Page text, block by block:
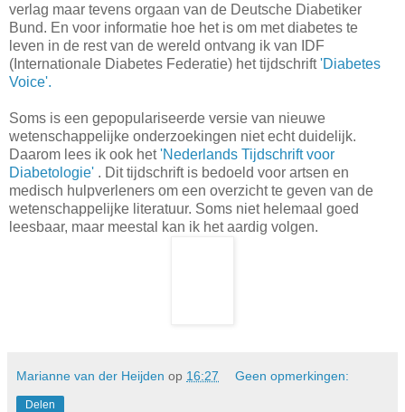
verlag maar tevens orgaan van de Deutsche Diabetiker
Bund. En voor informatie hoe het is om met diabetes te
leven in de rest van de wereld ontvang ik van IDF
(Internationale Diabetes Federatie) het tijdschrift'Diabetes
Voice'.
Soms is een gepopulariseerde versie van nieuwe
wetenschappelijke onderzoekingen niet echt duidelijk.
Daarom lees ik ook het'Nederlands Tijdschrift voor
Diabetologie' . Dit tijdschrift is bedoeld voor artsen en
medisch hulpverleners om een overzicht te geven van de
wetenschappelijke literatuur. Soms niet helemaal goed
leesbaar, maar meestal kan ik het aardig volgen.
Marianne van der Heijden op 16:27 Geen opmerkingen:
Delen